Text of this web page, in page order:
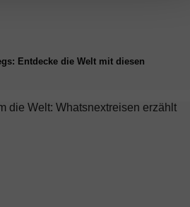
Entdecke die Welt mit diesen